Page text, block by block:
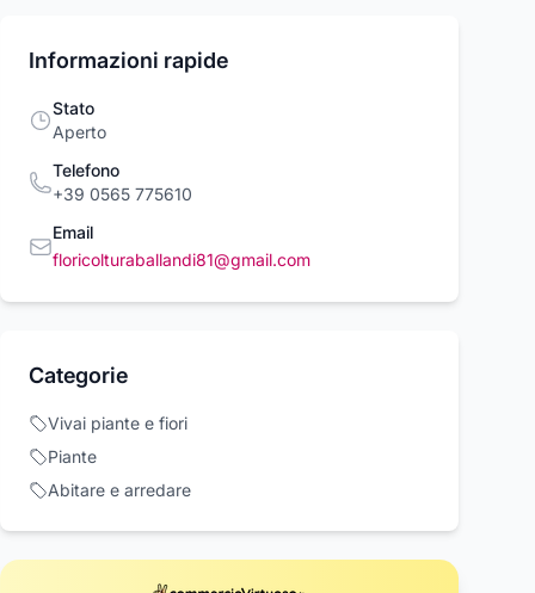
Acquista ora
576,82 €
Informazioni rapide
Stato
Aperto
Telefono
+39 0565 775610
Email
floricolturaballandi81@gmail.com
Categorie
Vivai piante e fiori
Piante
Abitare e arredare